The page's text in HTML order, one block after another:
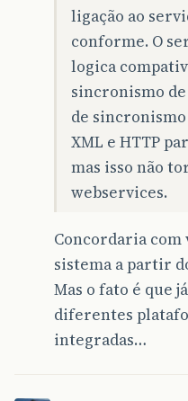
ligação ao
conforme. O
logica
sincronismo
de sincronismo
XML e HTTP
mas isso não
webservices.
Concordaria com
sistema a partir
Mas o fato é que
diferentes
integradas…